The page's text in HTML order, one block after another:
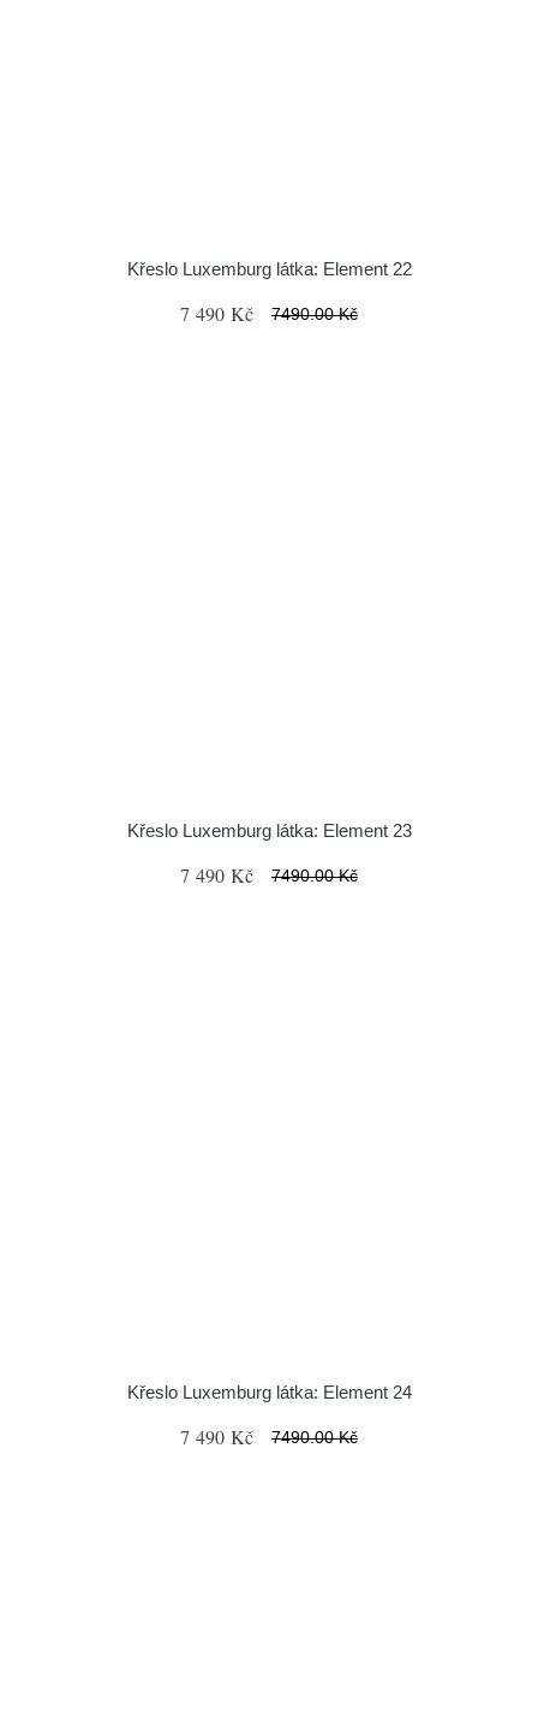
Křeslo Luxemburg látka: Element 22
7 490 Kč 7490.00 Kč
Křeslo Luxemburg látka: Element 23
7 490 Kč 7490.00 Kč
Křeslo Luxemburg látka: Element 24
7 490 Kč 7490.00 Kč